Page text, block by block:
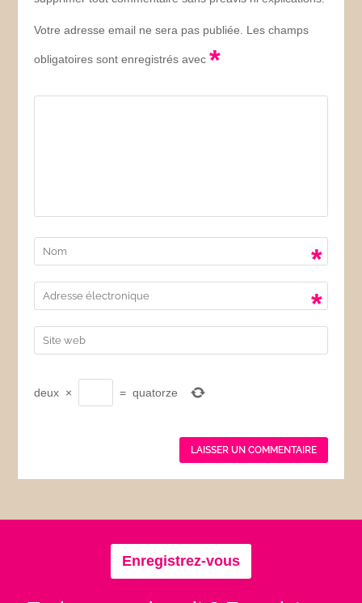
Votre adresse email ne sera pas publiée. Les champs
obligatoires sont enregistrés avec*
*
*
deux × = quatorze
Enregistrez-vous